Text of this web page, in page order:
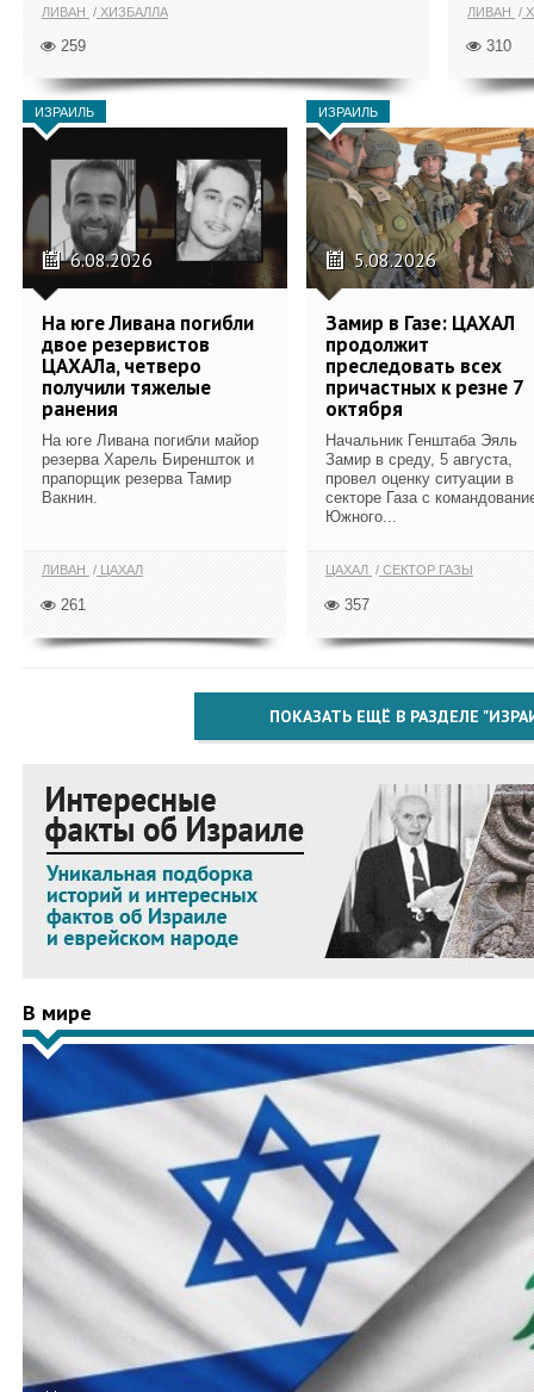
ЛИВАН ХИЗБАЛЛА
259
ЛИВАН
310
ИЗРАИЛЬ
6.08.2026
На юге Ливана погибли
двое резервистов
ЦАХАЛа, четверо
получили тяжелые
ранения
На юге Ливана погибли майор
резерва Харель Биреншток и
прапорщик резерва Тамир
Вакнин.
ЛИВАН ЦАХАЛ
261
ИЗРАИЛЬ
5.08.2026
Замир в Газе: ЦАХАЛ
продолжит
преследовать всех
причастных к резне 7
октября
Начальник Генштаба Эяль
Замир в среду, 5 августа,
провел оценку ситуации в
секторе Газа с
Южного...
ЦАХАЛ СЕКТОР ГАЗЫ
357
ПОКАЗАТЬ ЕЩЁ В РАЗДЕЛЕ
В мире